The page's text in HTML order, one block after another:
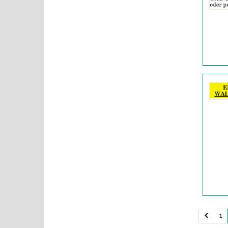
Info:
Anzeige
1